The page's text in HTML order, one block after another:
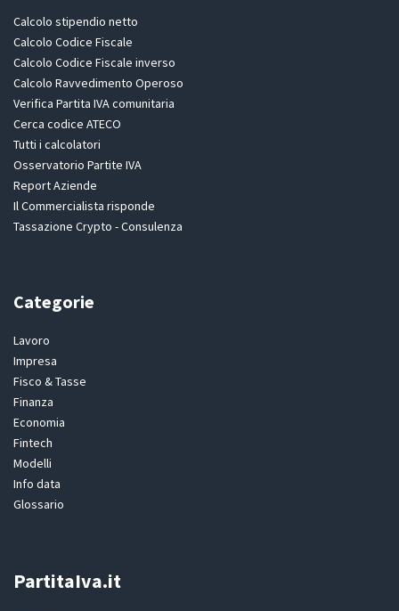
Calcolo stipendio netto
Calcolo Codice Fiscale
Calcolo Codice Fiscale inverso
Calcolo Ravvedimento Operoso
Verifica Partita IVA comunitaria
Cerca codice ATECO
Tutti i calcolatori
Osservatorio Partite IVA
Report Aziende
Il Commercialista risponde
Tassazione Crypto - Consulenza
Categorie
Lavoro
Impresa
Fisco & Tasse
Finanza
Economia
Fintech
Modelli
Info data
Glossario
PartitaIva.it